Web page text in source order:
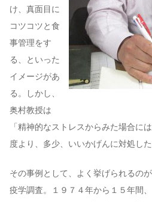
け、真面目に
コツコツと食
事管理をす
る、といった
イメージがあ
る。しかし、
奥村教授は
「精神的なストレスからみた場合に
度より、多少、いいかげんに対処し
その事例として、よく挙げられるの
疫学調査。１９７４年から１５年間